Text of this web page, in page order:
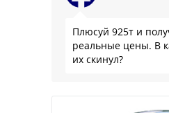
Плюсуй 925т и
реальные цены. В
их скинул?